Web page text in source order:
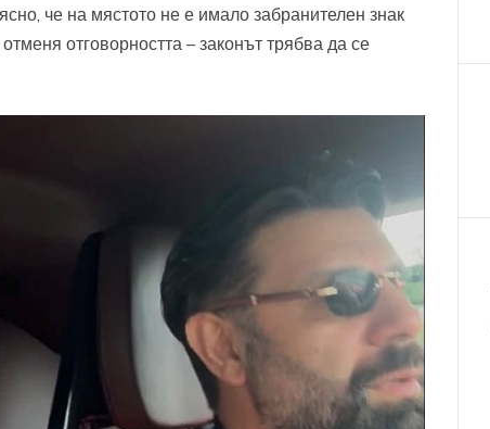
че на мястото не е имало забранителен знак
отговорността – законът трябва да се